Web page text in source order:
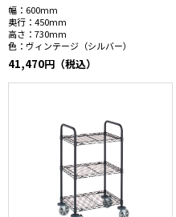
幅： 600mm
奥行： 450mm
高さ： 730mm
色： ヴィンテージ（シルバー）
41,470円（税込）